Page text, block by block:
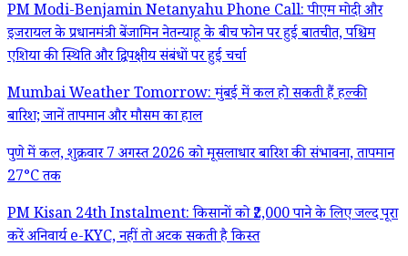
PM Modi-Benjamin Netanyahu Phone Call: पीएम मोदी और
इजरायल के प्रधानमंत्री बेंजामिन नेतन्याहू के बीच फोन पर हुई बातचीत, पश्चिम
एशिया की स्थिति और द्विपक्षीय संबंधों पर हुई चर्चा
Mumbai Weather Tomorrow: मुंबई में कल हो सकती हैं हल्की
बारिश; जानें तापमान और मौसम का हाल
पुणे में कल, शुक्रवार 7 अगस्त 2026 को मूसलाधार बारिश की संभावना, तापमान
27°C तक
PM Kisan 24th Instalment: किसानों को ₹2,000 पाने के लिए जल्द पूरा
करें अनिवार्य e-KYC, नहीं तो अटक सकती है किस्त